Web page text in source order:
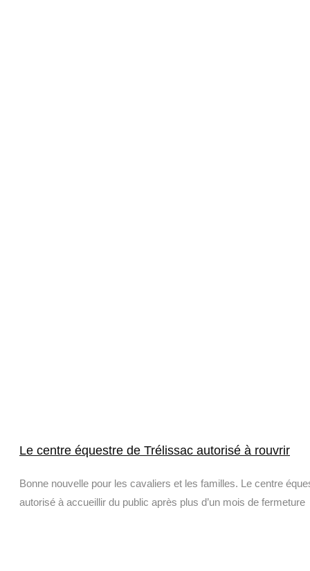
Le centre équestre de Trélissac autorisé à rouvrir
Bonne nouvelle pour les cavaliers et les familles. Le centre
autorisé à accueillir du public après plus d’un mois de fermeture